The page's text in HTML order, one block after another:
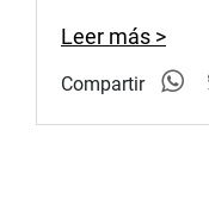
INSTITUCIONAL
Leer más >
Compartir